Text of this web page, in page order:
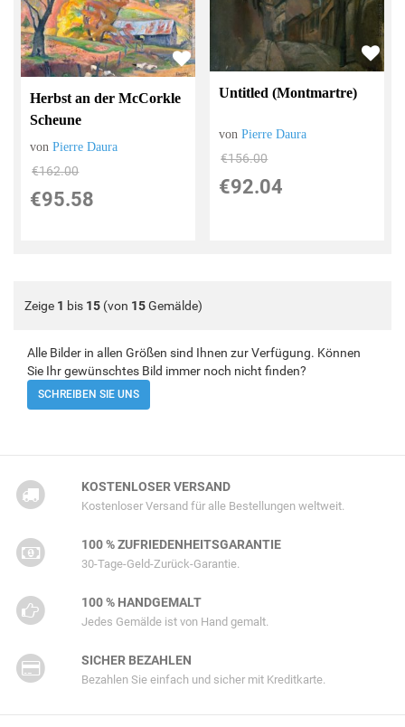
Herbst an der McCorkle
Scheune
vonPierre Daura
€162.00
€95.58
Untitled (Montmartre)
vonPierre Daura
€156.00
€92.04
Zeige 1 bis 15 (von 15Gemälde)
Alle Bilder in allen Größen sind Ihnen zur Verfügung. Können
Sie Ihr gewünschtes Bild immer noch nicht finden?
SCHREIBEN SIE UNS
KOSTENLOSER VERSAND
Kostenloser Versand für alle Bestellungen weltweit.
100 % ZUFRIEDENHEITSGARANTIE
30-Tage-Geld-Zurück-Garantie.
100 % HANDGEMALT
Jedes Gemälde ist von Hand gemalt.
SICHER BEZAHLEN
Bezahlen Sie einfach und sicher mit Kreditkarte.